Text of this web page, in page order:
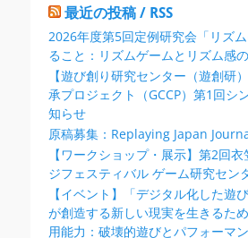
最近の投稿 / RSS
2026年度第5回定例研究会「リズ
ること：リズムゲームとリズム感の
【遊び創り研究センター（遊創研
承プロジェクト（GCCP）第1回シ
知らせ
原稿募集：Replaying Japan
【ワークショップ・展示】第2回
ジフェスティバル ゲーム研究セン
【イベント】「デジタル化した遊
が創造する新しい現実を生きるた
用能力：破壊的遊びとパフォーマ